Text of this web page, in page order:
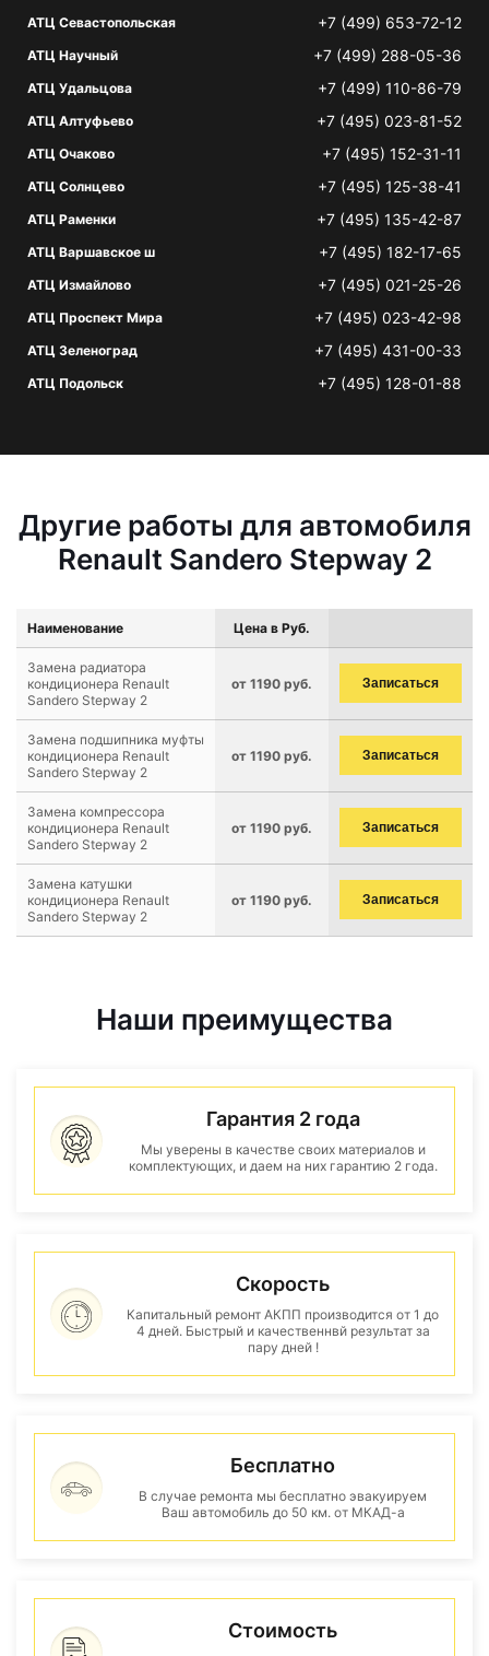
АТЦ Севастопольская +7 (499) 653-72-12
АТЦ Научный +7 (499) 288-05-36
АТЦ Удальцова +7 (499) 110-86-79
АТЦ Алтуфьево +7 (495) 023-81-52
АТЦ Очаково +7 (495) 152-31-11
АТЦ Солнцево +7 (495) 125-38-41
АТЦ Раменки +7 (495) 135-42-87
АТЦ Варшавское ш +7 (495) 182-17-65
АТЦ Измайлово +7 (495) 021-25-26
АТЦ Проспект Мира +7 (495) 023-42-98
АТЦ Зеленоград +7 (495) 431-00-33
АТЦ Подольск +7 (495) 128-01-88
Другие работы для автомобиля
Renault Sandero Stepway 2
Наименование Цена в Руб.
Замена радиатора
кондиционера Renault
Sandero Stepway 2
от 1190 руб. Записаться
Замена подшипника муфты
кондиционера Renault
Sandero Stepway 2
от 1190 руб. Записаться
Замена компрессора
кондиционера Renault
Sandero Stepway 2
от 1190 руб. Записаться
Замена катушки
кондиционера Renault
Sandero Stepway 2
от 1190 руб. Записаться
Наши преимущества
Гарантия 2 года
Мы уверены в качестве своих материалов и
комплектующих, и даем на них гарантию 2 года.
Скорость
Капитальный ремонт АКПП производится от 1 до
4 дней. Быстрый и качественнвй результат за
пару дней !
Бесплатно
В случае ремонта мы бесплатно эвакуируем
Ваш автомобиль до 50 км. от МКАД-а
Стоимость